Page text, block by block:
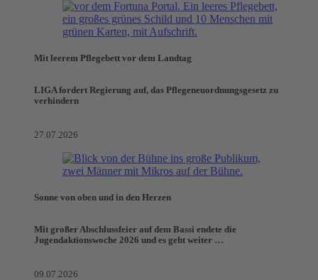
Mit leerem Pflegebett vor dem Landtag
LIGA fordert Regierung auf, das Pflegeneuordnungsgesetz zu
verhindern
27.07.2026
Sonne von oben und in den Herzen
Mit großer Abschlussfeier auf dem Bassi endete die
Jugendaktionswoche 2026 und es geht weiter …
09.07.2026